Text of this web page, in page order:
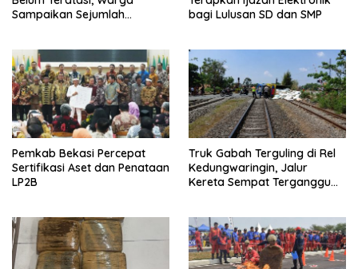
Sampaikan Sejumlah
bagi Lulusan SD dan SMP
Pemkab Bekasi Percepat
Sertifikasi Aset dan Penataan
LP2B
Truk Gabah Terguling di Rel
Kedungwaringin, Jalur
Kereta Sempat Terganggu